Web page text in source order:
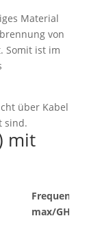
Material
von
Somit ist im
über Kabel
sind.
mit
Frequenz
max/GHz